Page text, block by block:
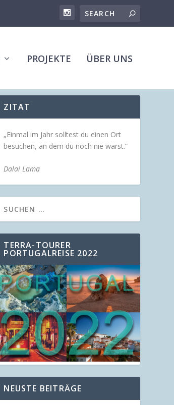
PROJEKTE ÜBER UNS
ZITAT
„Einmal im Jahr solltest du einen Ort
besuchen, an dem du noch nie warst.“
Dalai Lama
TERRA-TOURER
PORTUGALREISE 2022
NEUSTE BEITRÄGE